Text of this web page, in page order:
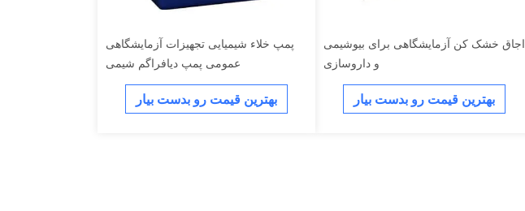
اجاق خشک کن آزمایشگاهی برای بیوشیمی
و داروسازی
بهترین قیمت رو بدست بیار
پمپ خلاء شیمیایی تجهیزات آزمایشگاهی
عمومی پمپ دیافراگم شیمی
بهترین قیمت رو بدست بیار